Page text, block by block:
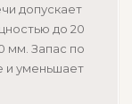
допускает
до 20
мм. Запас по
и уменьшает